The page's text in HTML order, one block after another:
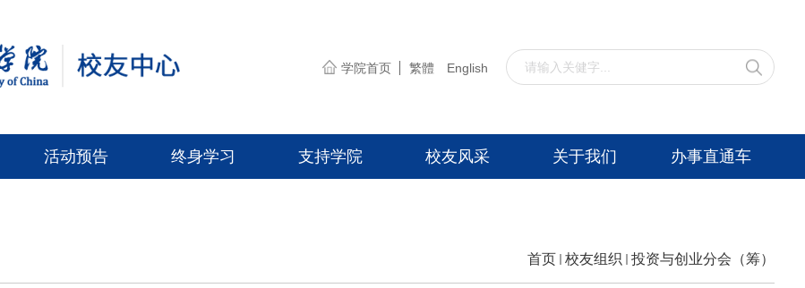
学院首页 繁體 English
活动预告 终身学习 支持学院 校友风采 关于我们 办事直通车
首页 校友组织 投资与创业分会（筹）